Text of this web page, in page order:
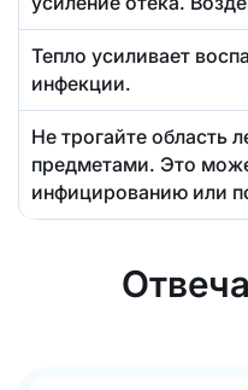
Тепло усиливает
инфекции.
Не трогайте область
предметами. Это
инфицированию или